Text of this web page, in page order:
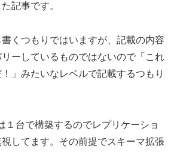
記事です。
くつもりではいますが、記載の内容
ーしているものではないので「これ
」みたいなレベルで記載するつもり
１台で構築するのでレプリケーショ
してます。その前提でスキーマ拡張